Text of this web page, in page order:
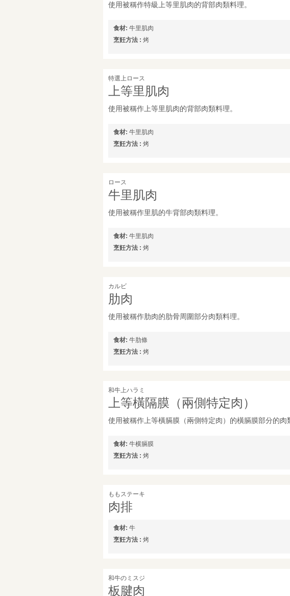
使用被稱作特級上等里肌肉的背部肉類料理。
食材: 牛里肌肉
烹飪方法 : 烤
特選上ロース
上等里肌肉
使用被稱作上等里肌肉的背部肉類料理。
食材: 牛里肌肉
烹飪方法 : 烤
ロース
牛里肌肉
使用被稱作里肌的牛背部肉類料理。
食材: 牛里肌肉
烹飪方法 : 烤
カルビ
肋肉
使用被稱作肋肉的肋骨周圍部分肉類料理。
食材: 牛肋條
烹飪方法 : 烤
和牛上ハラミ
上等橫隔膜（兩側特定肉）
使用被稱作上等橫膈膜（兩側特定肉）的橫膈膜部分的肉
食材: 牛横膈膜
烹飪方法 : 烤
ももステーキ
肉排
食材: 牛
烹飪方法 : 烤
和牛のミスジ
板腱肉